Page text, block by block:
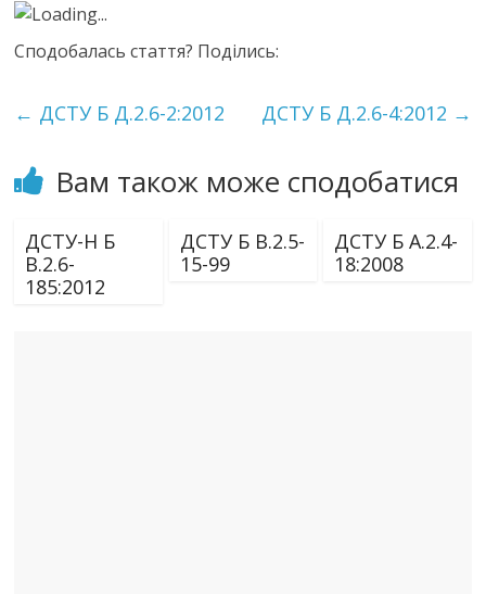
Loading...
Сподобалась стаття? Поділись:
← ДСТУ Б Д.2.6-2:2012 ДСТУ Б Д.2.6-4:2012 →
Вам також може сподобатися
ДСТУ-Н Б
В.2.6-
185:2012
ДСТУ Б В.2.5-
15-99
ДСТУ Б А.2.4-
18:2008